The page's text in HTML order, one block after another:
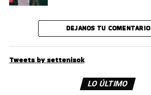
DEJANOS TU COMENTARIO
Tweets by settenisok
LO ÚLTIMO